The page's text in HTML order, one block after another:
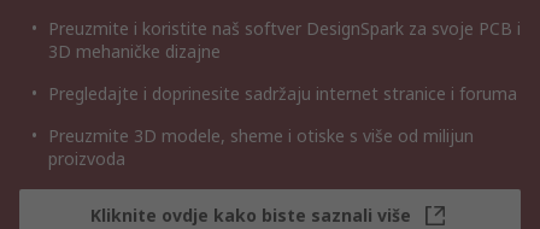
Preuzmite i koristite naš softver DesignSpark za svoje PCB i
3D mehaničke dizajne
Pregledajte i doprinesite sadržaju internet stranice i foruma
Preuzmite 3D modele, sheme i otiske s više od milijun
proizvoda
Kliknite ovdje kako biste saznali više